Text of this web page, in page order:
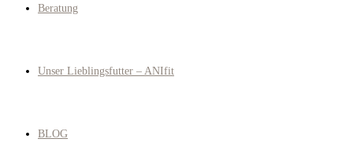
Beratung
Unser Lieblingsfutter – ANIfit
BLOG